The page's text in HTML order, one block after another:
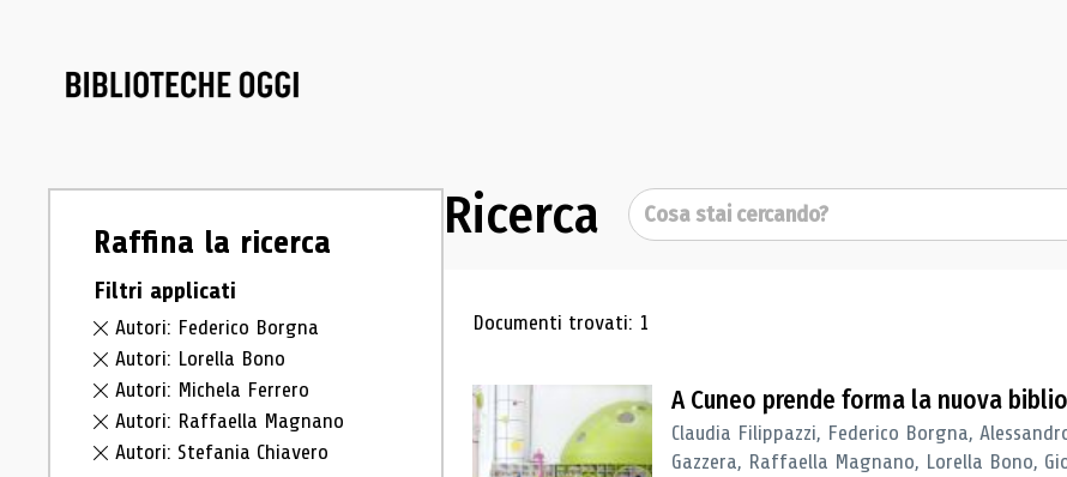
Raffina la ricerca
Filtri applicati
Autori: Federico Borgna
Autori: Lorella Bono
Autori: Michela Ferrero
Autori: Raffaella Magnano
Autori: Stefania Chiavero
Ricerca Cerca
Risultati di ricerca
Documenti trovati: 1
A Cuneo prende forma la nuova
Claudia Filippazzi, Federico Borgna,
Gazzera, Raffaella Magnano, Lorella Bono,